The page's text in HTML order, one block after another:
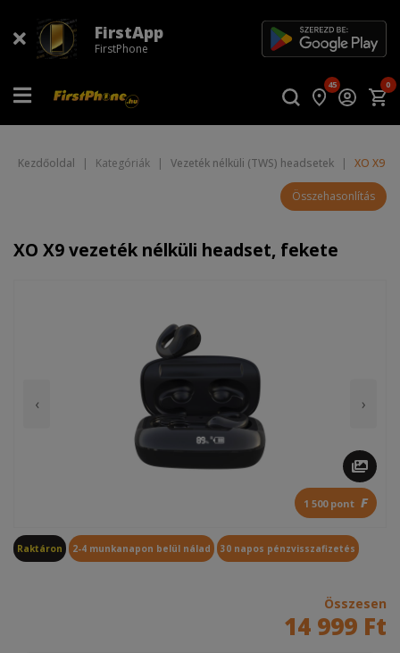
FirstApp
FirstPhone
45 0
Kezdőoldal | Kategóriák | Vezeték nélküli (TWS) headsetek | XO X9
Összehasonlítás
XO X9 vezeték nélküli headset, fekete
‹ ›
1 500 pont F
Raktáron 2-4 munkanapon belül nálad 30 napos pénzvisszafizetés
Összesen
14 999 Ft